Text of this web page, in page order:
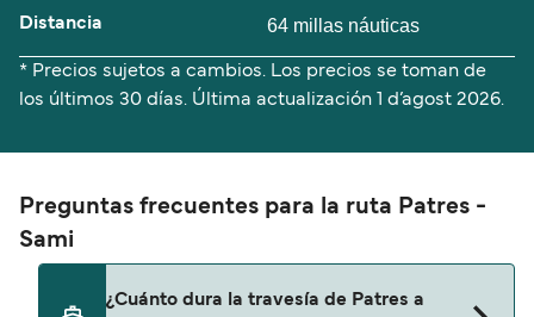
Distancia 64 millas náuticas
* Precios sujetos a cambios. Los precios se toman de
los últimos 30 días. Última actualización 1 d’agost 2026.
Preguntas frecuentes para la ruta Patres -
Sami
¿Cuánto dura la travesía de Patres a